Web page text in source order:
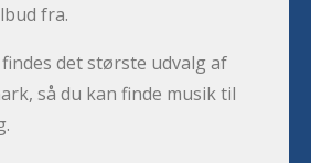
fra.
det største udvalg af
så du kan finde musik til